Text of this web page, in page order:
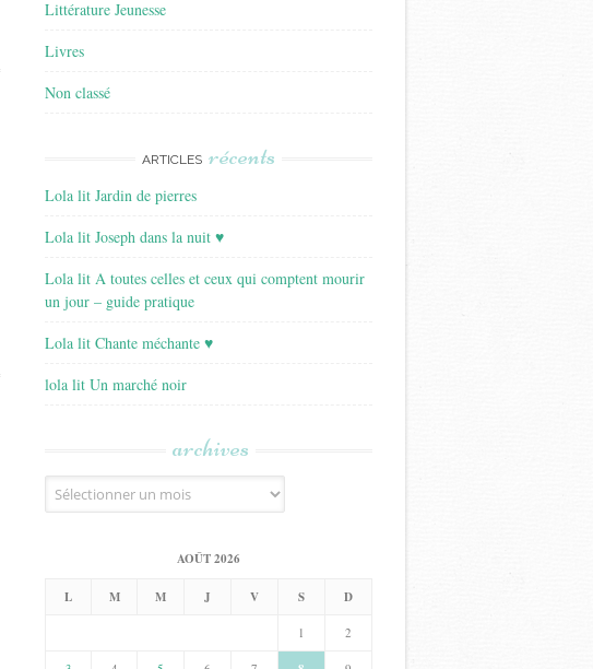
Littérature Jeunesse
Livres
Non classé
ARTICLES récents
Lola lit Jardin de pierres
Lola lit Joseph dans la nuit ♥
Lola lit A toutes celles et ceux qui comptent mourir
un jour – guide pratique
Lola lit Chante méchante ♥
lola lit Un marché noir
archives
Archives
AOÛT 2026
L M M J V S D
1 2